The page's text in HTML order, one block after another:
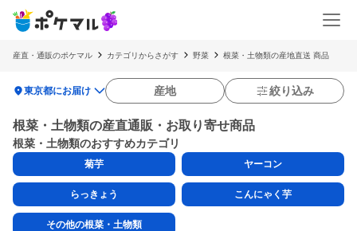
産直・通販のポケマル カテゴリからさがす 野菜 根菜・土物類の産地直送 商品
location_on東京都にお届け 産地 絞り込み
根菜・土物類の産直通販・お取り寄せ商品
根菜・土物類のおすすめカテゴリ
菊芋 ヤーコン
らっきょう こんにゃく芋
その他の根菜・土物類